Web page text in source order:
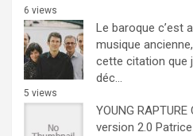
6 views
Le baroque c’est
musique
cette citation que
déc...
5 views
YOUNG
version 2.0